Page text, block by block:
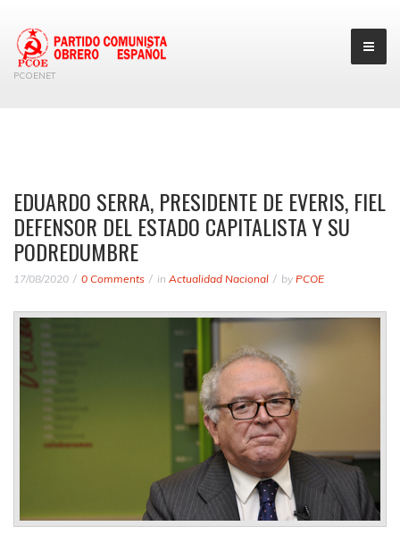
PCOENET
EDUARDO SERRA, PRESIDENTE DE EVERIS, FIEL
DEFENSOR DEL ESTADO CAPITALISTA Y SU
PODREDUMBRE
17/08/2020 0 Comments in Actualidad Nacional by PCOE